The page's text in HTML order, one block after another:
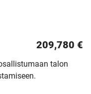
209,780 €
talon